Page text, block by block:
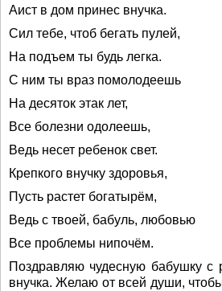
Аист в дом принес внучка.
Сил тебе, чтоб бегать пулей,
На подъем ты будь легка.
С ним ты враз помолодеешь
На десяток этак лет,
Все болезни одолеешь,
Ведь несет ребенок свет.
Крепкого внучку здоровья,
Пусть растет богатырём,
Ведь с твоей, бабуль, любовью
Все проблемы нипочём.
Поздравляю чудесную бабушку с
внучка. Желаю от всей души,